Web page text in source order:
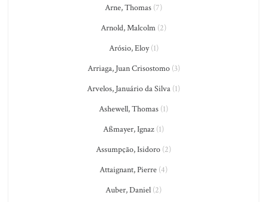
Arne, Thomas (7)
Arnold, Malcolm (2)
Arósio, Eloy(1)
Arriaga, Juan Crisostomo(3)
Arvelos, Januário da Silva (1)
Ashewell, Thomas (1)
Aßmayer, Ignaz (1)
Assumpção, Isidoro (2)
Attaignant, Pierre (4)
Auber, Daniel (2)